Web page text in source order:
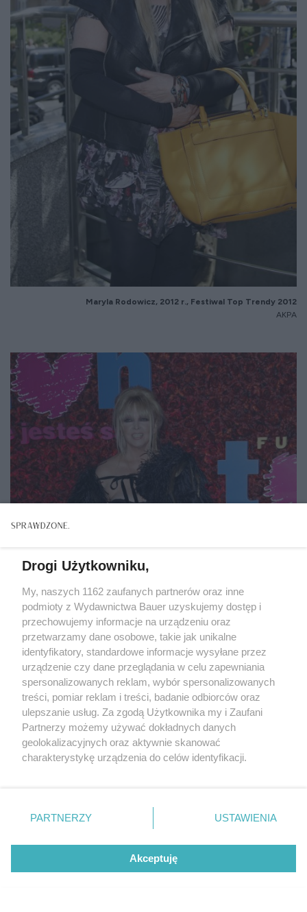
Maryla Rodowicz, 2012 r., Festiwal Top Trendy 2012
AKPA
Drogi Użytkowniku,
My, naszych 1162 zaufanych partnerów oraz inne
podmioty z Wydawnictwa Bauer uzyskujemy dostęp i
przechowujemy informacje na urządzeniu oraz
przetwarzamy dane osobowe, takie jak unikalne
identyfikatory, standardowe informacje wysyłane przez
urządzenie czy dane przeglądania w celu zapewniania
spersonalizowanych reklam, wybór spersonalizowanych
treści, pomiar reklam i treści, badanie odbiorców oraz
ulepszanie usług. Za zgodą Użytkownika my i Zaufani
Partnerzy możemy używać dokładnych danych
geolokalizacyjnych oraz aktywnie skanować
charakterystykę urządzenia do celów identyfikacji.
zmienić/wycofać klikając przycisk ustawień prywatności
znajdujący się w lewym dolnym rogu strony
rodzaje przetwarzania danych nie wymagają zgody
użytkownika, ale masz prawo sprzeciwić się takiemu
PARTNERZY USTAWIENIA
Akceptuję